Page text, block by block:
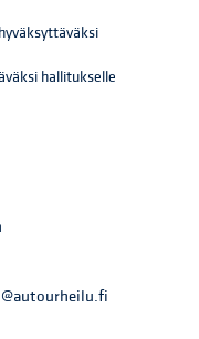
hallitukselle